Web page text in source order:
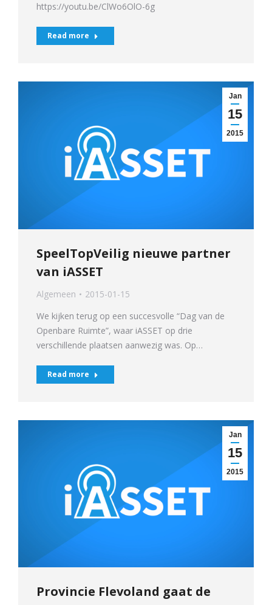
https://youtu.be/ClWo6OlO-6g
Read more
Jan
15
2015
SpeelTopVeilig nieuwe partner
van iASSET
Algemeen
2015-01-15
We kijken terug op een succesvolle “Dag van de
Openbare Ruimte”, waar iASSET op drie
verschillende plaatsen aanwezig was. Op…
Read more
Jan
15
2015
Provincie Flevoland gaat de